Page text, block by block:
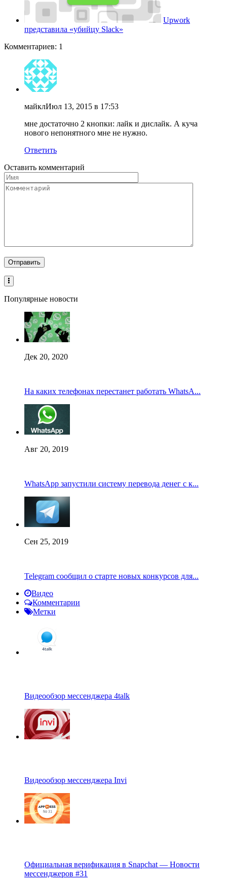
Upwork
представила «убийцу Slack»
Комментариев: 1
майклИюл 13, 2015 в 17:53
мне достаточно 2 кнопки: лайк и дислайк. А куча
нового непонятного мне не нужно.
Ответить
Оставить комментарий
Популярные новости
Дек 20, 2020
На каких телефонах перестанет работать WhatsA...
Авг 20, 2019
WhatsApp запустили систему перевода денег с к...
Сен 25, 2019
Telegram сообщил о старте новых конкурсов для...
Видео
Комментарии
Метки
Видеообзор мессенджера 4talk
Видеообзор мессенджера Invi
Официальная верификация в Snapchat — Новости
мессенджеров #31